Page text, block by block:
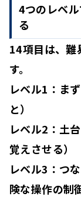
4つのレベ
る
14項目は、難
す。
レベル1：ま
と）
レベル2：土
覚えさせる）
レベル3：つ
険な操作の制